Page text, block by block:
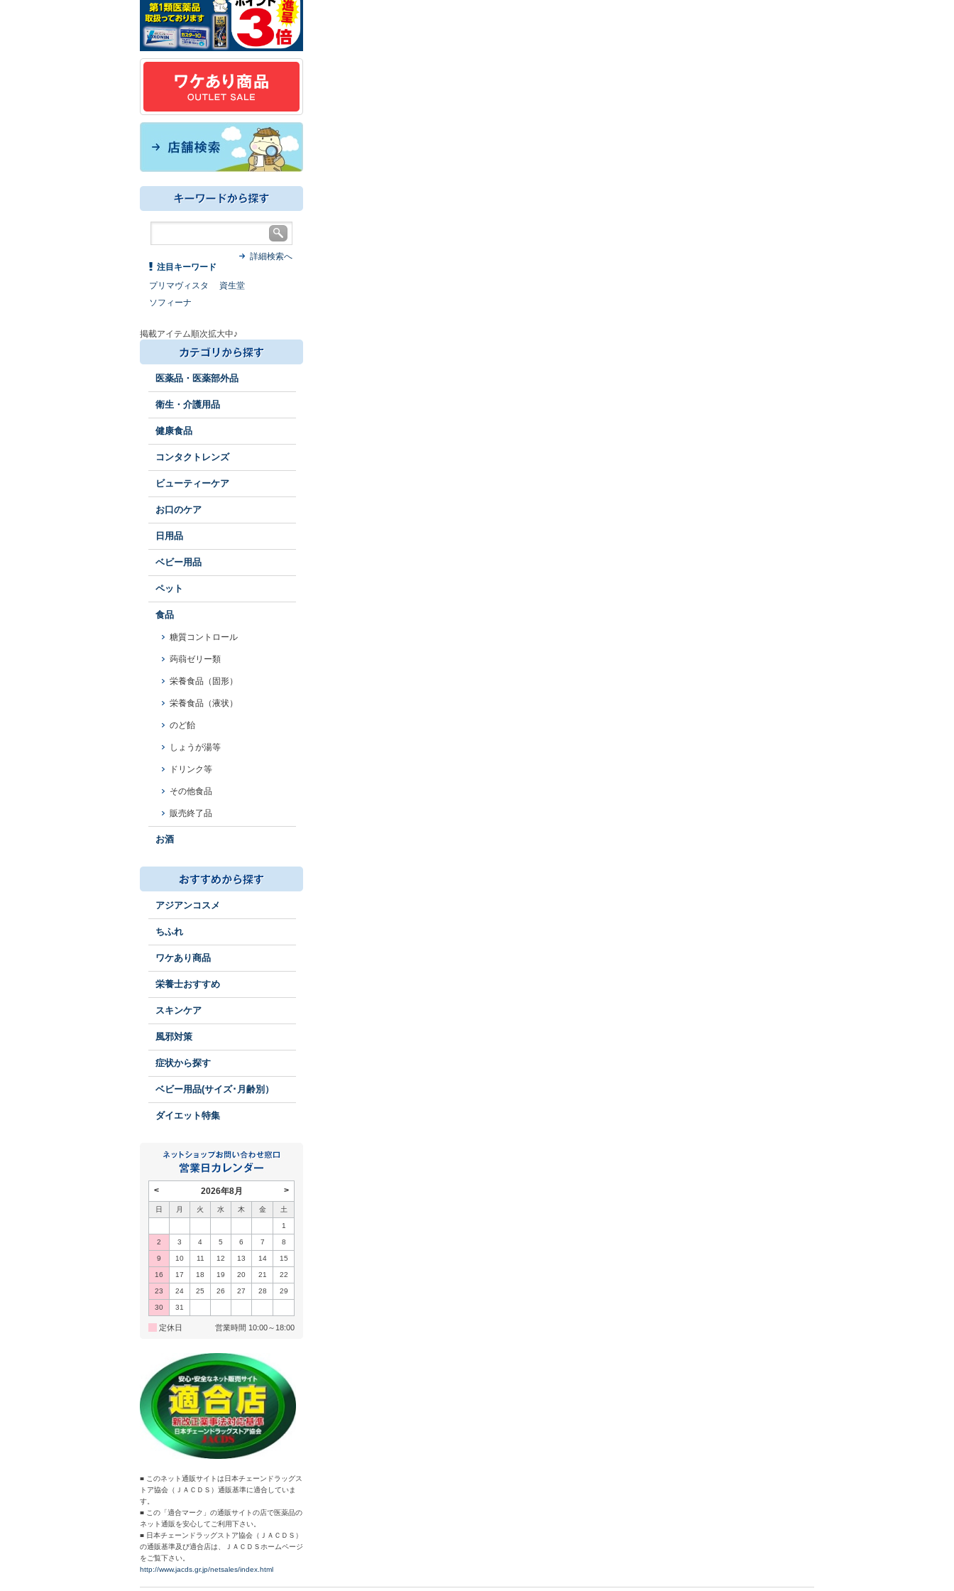
詳細検索へ
注目キーワード
プリマヴィスタ
資生堂
ソフィーナ
掲載アイテム順次拡大中♪
医薬品・医薬部外品
衛生・介護用品
健康食品
コンタクトレンズ
ビューティーケア
お口のケア
日用品
ベビー用品
ペット
食品
糖質コントロール
蒟蒻ゼリー類
栄養食品（固形）
栄養食品（液状）
のど飴
しょうが湯等
ドリンク等
その他食品
販売終了品
お酒
アジアンコスメ
ちふれ
ワケあり商品
栄養士おすすめ
スキンケア
風邪対策
症状から探す
ベビー用品(サイズ･月齢別）
ダイエット特集
< >
2026年8月
日 月 火 水 木 金 土
1
2 3 4 5 6 7 8
9 10 11 12 13 14 15
16 17 18 19 20 21 22
23 24 25 26 27 28 29
30 31
定休日 営業時間 10:00～18:00
■ このネット通販サイトは日本チェーンドラッグス
トア協会（ＪＡＣＤＳ）通販基準に適合していま
す。
■ この「適合マーク」の通販サイトの店で医薬品の
ネット通販を安心してご利用下さい。
■ 日本チェーンドラッグストア協会（ＪＡＣＤＳ）
の通販基準及び適合店は、ＪＡＣＤＳホームページ
をご覧下さい。
http://www.jacds.gr.jp/netsales/index.html